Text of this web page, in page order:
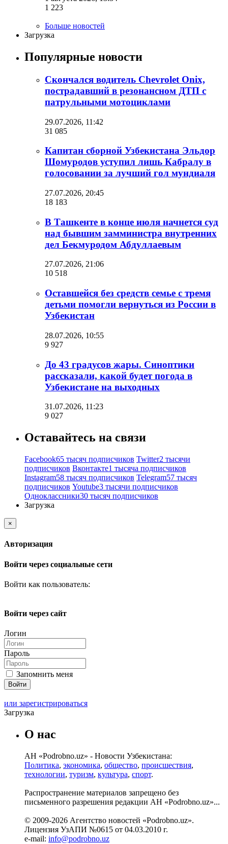
1 223
Больше новостей
Загрузка
Популярные новости
Скончался водитель Chevrolet Onix,
пострадавший в резонансном ДТП с
патрульными мотоциклами
29.07.2026, 11:42
31 085
Капитан сборной Узбекистана Эльдор
Шомуродов уступил лишь Кабралу в
голосовании за лучший гол мундиаля
27.07.2026, 20:45
18 183
В Ташкенте в конце июля начнется суд
над бывшим замминистра внутренних
дел Бекмуродом Абдуллаевым
27.07.2026, 21:06
10 518
Оставшейся без средств семье с тремя
детьми помогли вернуться из России в
Узбекистан
28.07.2026, 10:55
9 927
До 43 градусов жары. Синоптики
рассказали, какой будет погода в
Узбекистане на выходных
31.07.2026, 11:23
9 027
Оставайтесь на связи
Facebook65 тысяч подписчиков Twitter2 тысячи
подписчиков Вконтакте1 тысяча подписчиков
Instagram58 тысяч подписчиков Telegram57 тысяч
подписчиков Youtube3 тысячи подписчиков
Одноклассники30 тысяч подписчиков
Загрузка
×
Авторизация
Войти через социальные сети
Войти как пользователь:
Войти через сайт
Логин
Пароль
Запомнить меня
или зарегистрироваться
Загрузка
О нас
АН «Podrobno.uz» - Новости Узбекистана:
Политика, экономика, общество, происшествия,
технологии, туризм, культура, спорт.
Распространение материалов запрещено без
письменного разрешения редакции АН «Podrobno.uz»...
© 2009-2026 Агентство новостей «Podrobno.uz».
Лицензия УзАПИ №0615 от 04.03.2010 г.
e-mail: info@podrobno.uz